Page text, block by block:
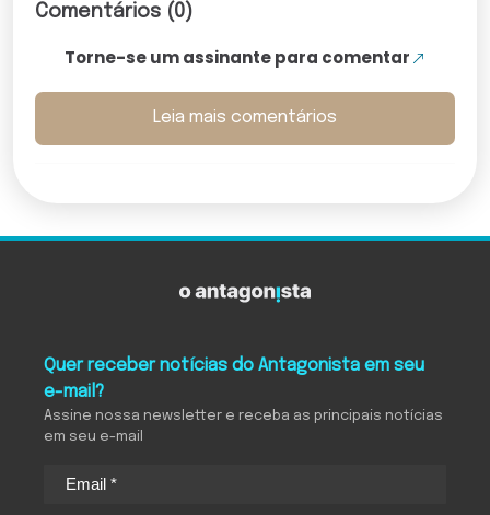
Comentários (0)
Torne-se um assinante para comentar
Leia mais comentários
Quer receber notícias do Antagonista em seu
e-mail?
Assine nossa newsletter e receba as principais notícias
em seu e-mail